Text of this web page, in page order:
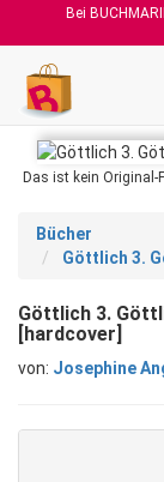
Bei
Das ist kein Original-
Bücher
Göttlich 3.
Göttlich 3.
[hardcover]
von: Josephine